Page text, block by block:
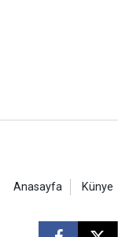
Anasayfa Künye